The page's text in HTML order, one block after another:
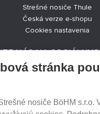
Strešné nosiče Thule
Česká verze e-shopu
Cookies nastavenia
NÁS NA
PREDAJ NA SPLÁTKY
stránka
nosiče BöHM s.r.o.